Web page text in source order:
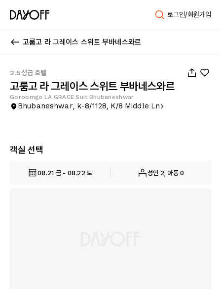
로그인/회원가입
고룸고 라 그레이스 스위트 부바네스와르
2.5성급 호텔
고룸고 라 그레이스 스위트 부바네스와르
Goroomgo LA GRACE Suit Bhubaneshwar
Bhubaneshwar, k-8/1128, K/8 Middle Ln
객실 선택
08.21 금 - 08.22 토 성인 2, 아동 0